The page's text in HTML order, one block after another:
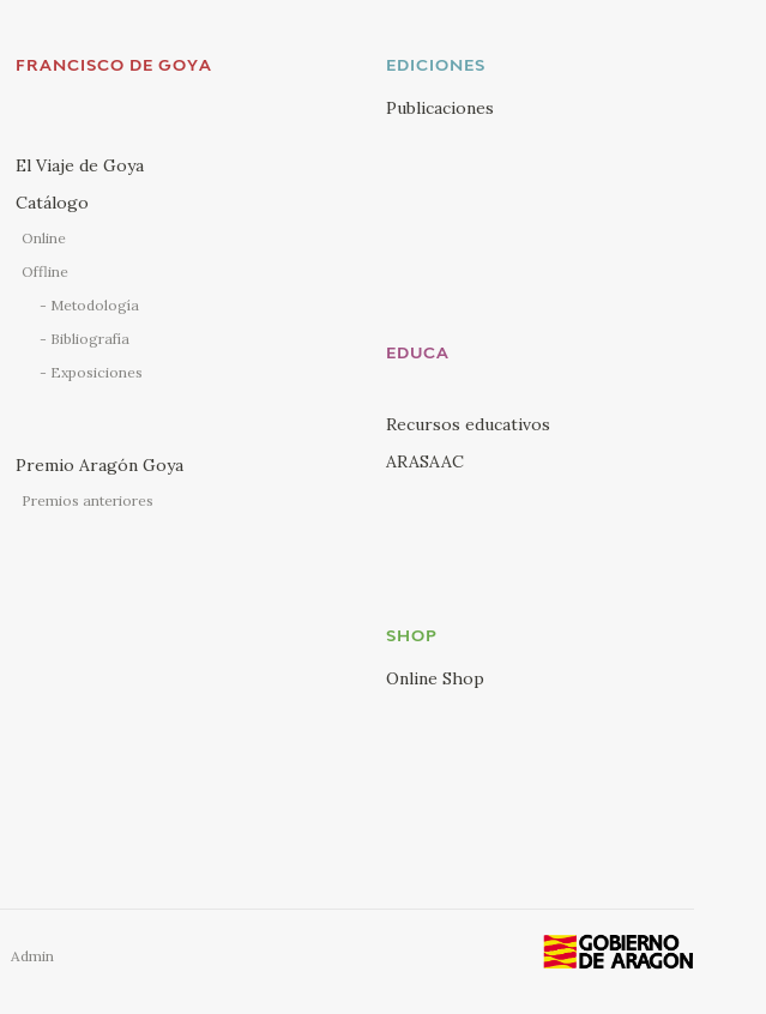
FRANCISCO DE GOYA
El Viaje de Goya
Catálogo
Online
Offline
Metodología
Bibliografía
Exposiciones
Premio Aragón Goya
Premios anteriores
EDICIONES
Publicaciones
SHOP
Online Shop
EDUCA
Recursos educativos
ARASAAC
Admin